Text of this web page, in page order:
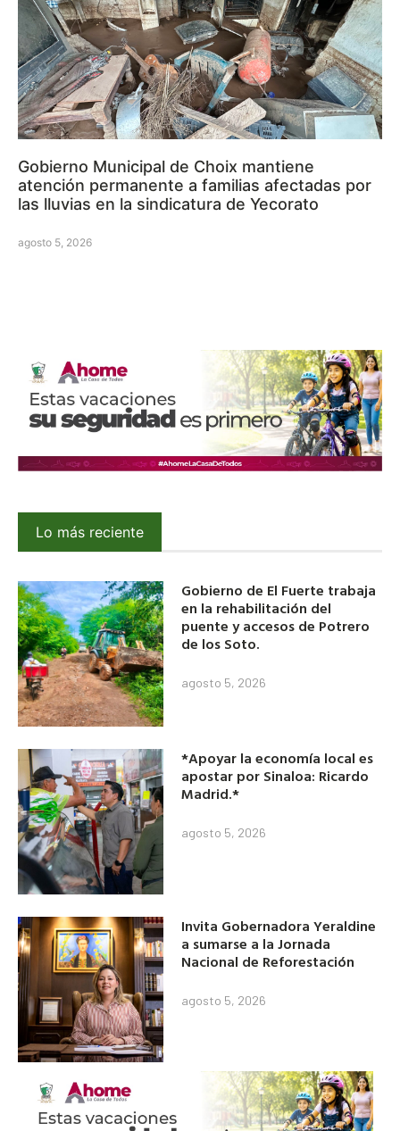
Gobierno Municipal de Choix mantiene
atención permanente a familias afectadas por
las lluvias en la sindicatura de Yecorato
agosto 5, 2026
Lo más reciente
Gobierno de El Fuerte trabaja
en la rehabilitación del
puente y accesos de Potrero
de los Soto.
agosto 5, 2026
*Apoyar la economía local es
apostar por Sinaloa: Ricardo
Madrid.*
agosto 5, 2026
Invita Gobernadora Yeraldine
a sumarse a la Jornada
Nacional de Reforestación
agosto 5, 2026